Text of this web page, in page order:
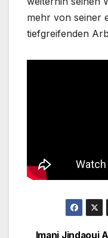
mehr von seiner
tiefgreifenden
Imani Jindaoui